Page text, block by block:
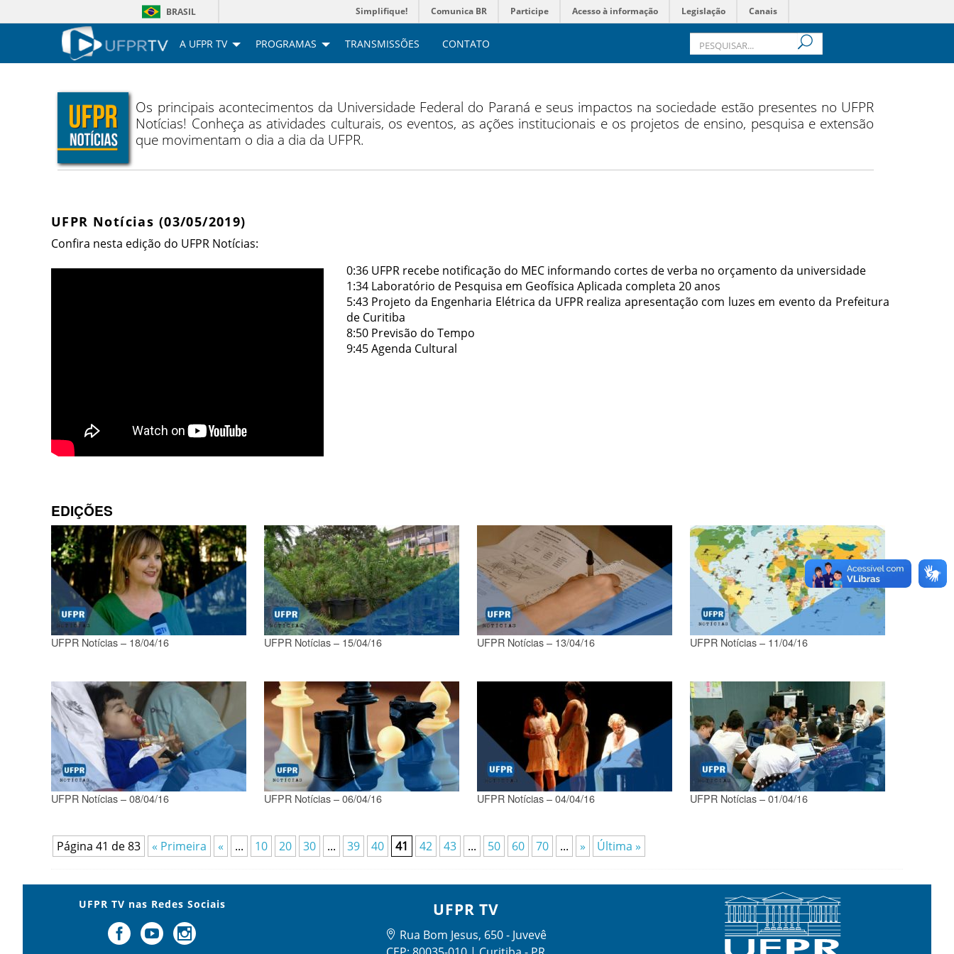
BRASIL Simplifique! Comunica BR Participe Acesso à informação Legislação Canais
A UFPR TV PROGRAMAS TRANSMISSÕES CONTATO
Os principais acontecimentos da Universidade Federal do Paraná e seus impactos na sociedade estão presentes no UFPR
Notícias! Conheça as atividades culturais, os eventos, as ações institucionais e os projetos de ensino, pesquisa e extensão
que movimentam o dia a dia da UFPR.
UFPR Notícias (03/05/2019)
Confira nesta edição do UFPR Notícias:
0:36 UFPR recebe notificação do MEC informando cortes de verba no orçamento da universidade
1:34 Laboratório de Pesquisa em Geofísica Aplicada completa 20 anos
5:43 Projeto da Engenharia Elétrica da UFPR realiza apresentação com luzes em evento da Prefeitura
de Curitiba
8:50 Previsão do Tempo
9:45 Agenda Cultural
EDIÇÕES
UFPR Notícias – 18/04/16 UFPR Notícias – 15/04/16 UFPR Notícias – 13/04/16 UFPR Notícias – 11/04/16
UFPR Notícias – 08/04/16 UFPR Notícias – 06/04/16 UFPR Notícias – 04/04/16 UFPR Notícias – 01/04/16
Página 41 de 83 « Primeira « ... 10 20 30 ... 39 40 41 42 43 ... 50 60 70 ... » Última »
UFPR TV nas Redes Sociais UFPR TV
Rua Bom Jesus, 650 - Juvevê